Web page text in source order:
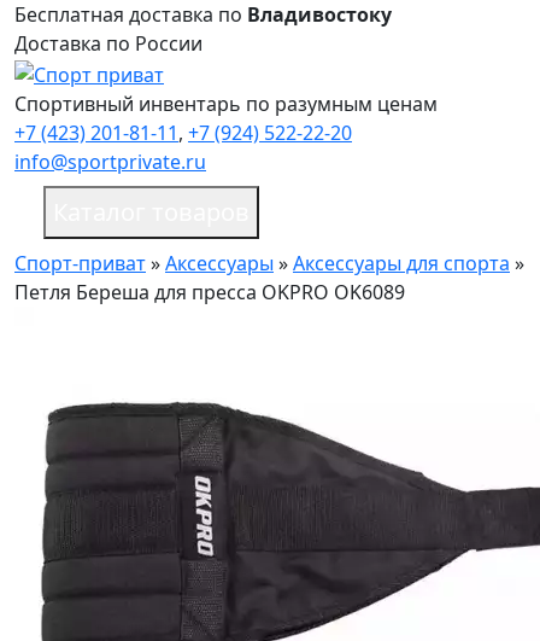
Бесплатная доставка по Владивостоку
Доставка по России
Спортивный инвентарь по разумным ценам
+7 (423) 201-81-11, +7 (924) 522-22-20
info@sportprivate.ru
Спорт-приват»Аксессуары »Аксессуары для спорта »
Петля Береша для пресса OKPRO OK6089